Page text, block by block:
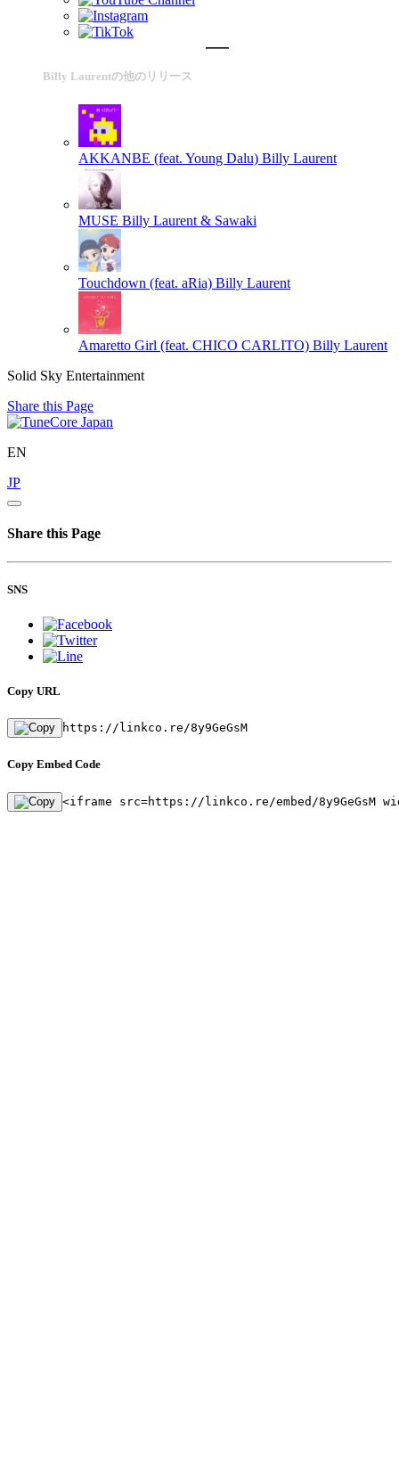
Billy Laurentの他のリリース
AKKANBE (feat. Young Dalu) Billy Laurent
MUSE Billy Laurent & Sawaki
Touchdown (feat. aRia) Billy Laurent
Amaretto Girl (feat. CHICO CARLITO) Billy Laurent
Solid Sky Entertainment
Share this Page
EN
JP
Share this Page
SNS
Copy URL
https://linkco.re/8y9GeGsM
Copy Embed Code
<iframe src=https://linkco.re/embed/8y9GeGsM